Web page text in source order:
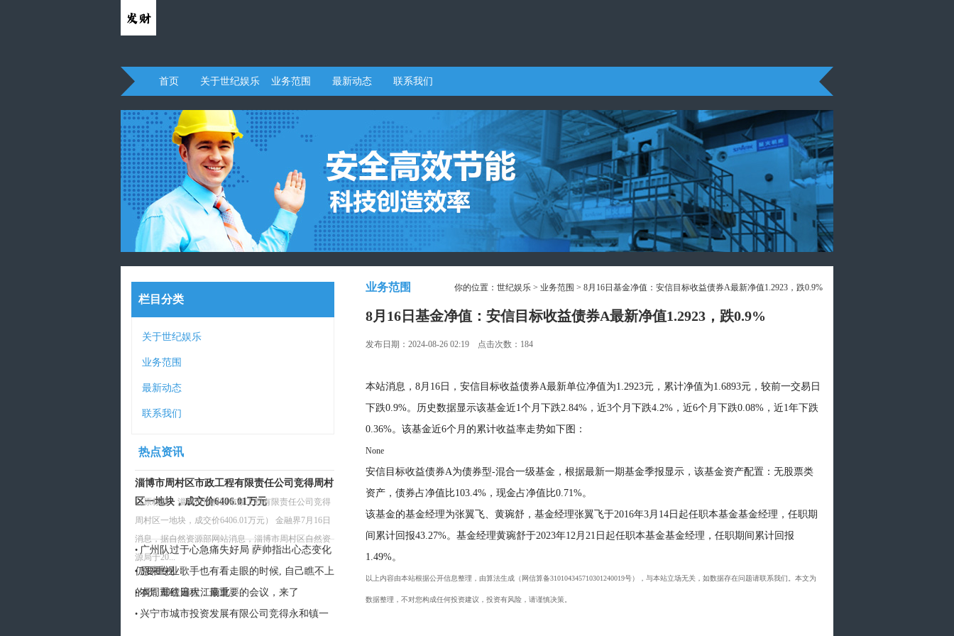
首页 关于世纪娱乐 业务范围 最新动态 联系我们
栏目分类
关于世纪娱乐
业务范围
最新动态
联系我们
热点资讯
淄博市周村区市政工程有限责任公司竞得周村
区一地块，成交价6406.01万元
（原标题：淄博市周村区市政工程有限责任公司竞得
周村区一地块，成交价6406.01万元） 金融界7月16日
消息，据自然资源部网站消息，淄博市周村区自然资
源局于20...
• 广州队过于心急痛失好局 萨帅指出心态变化
仍要重视
•原来专业歌手也有看走眼的时候, 自己瞧不上
的歌, 却红遍大江南北
•本周重磅日程：最重要的会议，来了
• 兴宁市城市投资发展有限公司竞得永和镇一
业务范围 你的位置： 世纪娱乐 > 业务范围 > 8月16日基金净值：安信目标收益债券A最新净值1.2923，跌0.9%
8月16日基金净值：安信目标收益债券A最新净值1.2923，跌0.9%
发布日期：2024-08-26 02:19 点击次数：184
本站消息，8月16日，安信目标收益债券A最新单位净值为1.2923元，累计净值为1.6893元，较前一交易日
下跌0.9%。历史数据显示该基金近1个月下跌2.84%，近3个月下跌4.2%，近6个月下跌0.08%，近1年下跌
0.36%。该基金近6个月的累计收益率走势如下图：
None
安信目标收益债券A为债券型-混合一级基金，根据最新一期基金季报显示，该基金资产配置：无股票类
资产，债券占净值比103.4%，现金占净值比0.71%。
该基金的基金经理为张翼飞、黄琬舒，基金经理张翼飞于2016年3月14日起任职本基金基金经理，任职期
间累计回报43.27%。基金经理黄琬舒于2023年12月21日起任职本基金基金经理，任职期间累计回报
1.49%。
以上内容由本站根据公开信息整理，由算法生成（网信算备310104345710301240019号），与本站立场无关，如数据存在问题请联系我们。本文为
数据整理，不对您构成任何投资建议，投资有风险，请谨慎决策。